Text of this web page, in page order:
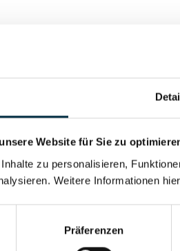
Website für Sie zu
zu personalisieren,
Weitere Informationen
Präferenzen